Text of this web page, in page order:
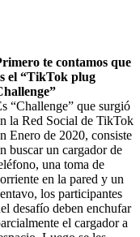
te contamos que
el “TikTok plug
“Challenge” que surgió
la Red Social de TikTok
Enero de 2020, consiste
buscar un cargador de
una toma de
en la pared y un
los participantes
desafío deben enchufar
el cargador a